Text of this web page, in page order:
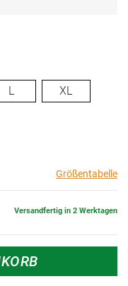
L XL
Größentabelle
Versandfertig in 2 Werktagen